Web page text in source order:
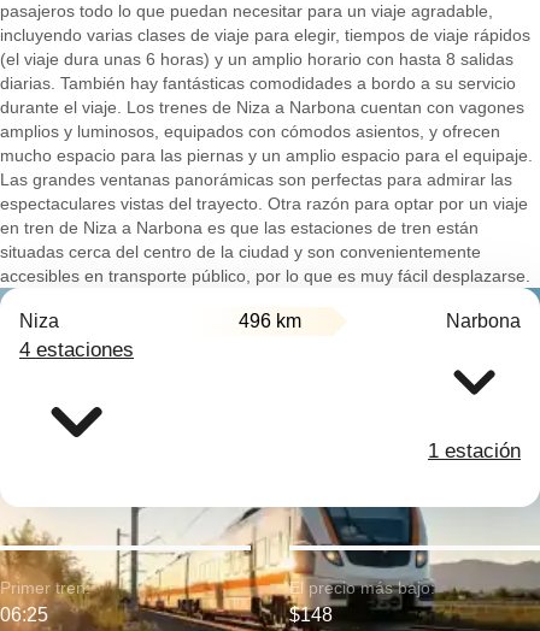
pasajeros todo lo que puedan necesitar para un viaje agradable,
incluyendo varias clases de viaje para elegir, tiempos de viaje rápidos
(el viaje dura unas 6 horas) y un amplio horario con hasta 8 salidas
diarias. También hay fantásticas comodidades a bordo a su servicio
durante el viaje. Los trenes de Niza a Narbona cuentan con vagones
amplios y luminosos, equipados con cómodos asientos, y ofrecen
mucho espacio para las piernas y un amplio espacio para el equipaje.
Las grandes ventanas panorámicas son perfectas para admirar las
espectaculares vistas del trayecto. Otra razón para optar por un viaje
en tren de Niza a Narbona es que las estaciones de tren están
situadas cerca del centro de la ciudad y son convenientemente
accesibles en transporte público, por lo que es muy fácil desplazarse.
Niza 496 km Narbona
4 estaciones
1 estación
Primer tren:
06:25
El precio más bajo:
$148